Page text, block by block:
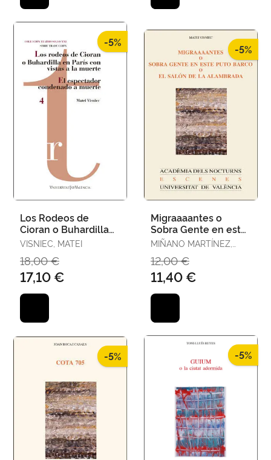
-5%
Los Rodeos de
Cioran o Buhardilla
en París con Vistas a
la Muerte/ el
Espectador
VISNIEC, MATEI
18,00 €
17,10 €
-5%
Migraaaantes o
Sobra Gente en este
Puto Barco o el Salón
MIÑANO MARTÍNEZ,
MATEI
12,00 €
11,40 €
-5% -5%